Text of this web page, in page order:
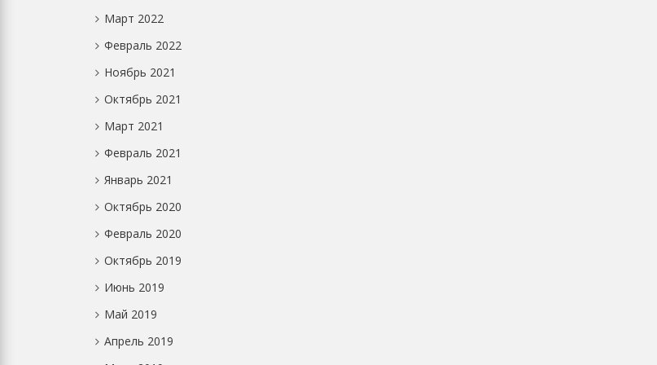
Март 2022
Февраль 2022
Ноябрь 2021
Октябрь 2021
Март 2021
Февраль 2021
Январь 2021
Октябрь 2020
Февраль 2020
Октябрь 2019
Июнь 2019
Май 2019
Апрель 2019